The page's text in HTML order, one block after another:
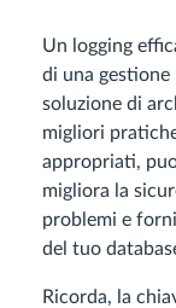
Un logging
di una gestione
soluzione di
migliori
appropriati,
migliora la
problemi e
del tuo
Ricorda, la